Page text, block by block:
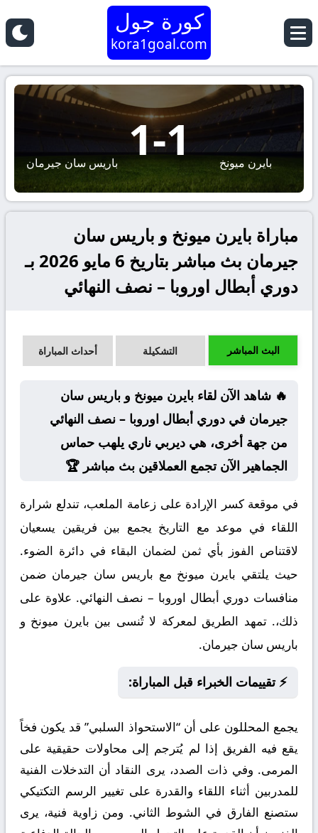
كورة جول
kora1goal.com
بايرن ميونخ 1
-
1 باريس سان جيرمان
مباراة بايرن ميونخ و باريس سان
جيرمان بث مباشر بتاريخ 6 مايو 2026 بـ
دوري أبطال اوروبا – نصف النهائي
البث المباشر التشكيلة أحداث المباراة
🔥 شاهد الآن لقاء بايرن ميونخ و باريس سان
جيرمان في دوري أبطال اوروبا – نصف النهائي
من جهة أخرى، هي ديربي ناري يلهب حماس
الجماهير الآن تجمع العملاقين بث مباشر 🏆
في موقعة كسر الإرادة على زعامة الملعب، تندلع شرارة
اللقاء في موعد مع التاريخ يجمع بين فريقين يسعيان
لاقتناص الفوز بأي ثمن لضمان البقاء في دائرة الضوء.
حيث يلتقي بايرن ميونخ مع باريس سان جيرمان ضمن
منافسات دوري أبطال اوروبا – نصف النهائي. علاوة على
ذلك،. تمهد الطريق لمعركة لا تُنسى بين بايرن ميونخ و
باريس سان جيرمان.
⚡ تقييمات الخبراء قبل المباراة:
يجمع المحللون على أن “الاستحواذ السلبي” قد يكون فخاً
يقع فيه الفريق إذا لم يُترجم إلى محاولات حقيقية على
المرمى. وفي ذات الصدد، يرى النقاد أن التدخلات الفنية
للمدربين أثناء اللقاء والقدرة على تغيير الرسم التكتيكي
ستصنع الفارق في الشوط الثاني. ومن زاوية فنية، يرى